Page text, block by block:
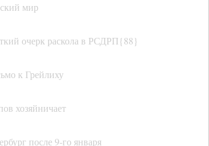
мир
очерк раскола в РСДРП{88}
к Грейлиху
хозяйничает
после 9-го января